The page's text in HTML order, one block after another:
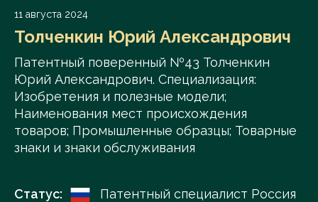
11 августа 2024
Толченкин Юрий Александрович
Патентный поверенный №43 Толченкин
Юрий Александрович. Специализация:
Изобретения и полезные модели;
Наименования мест происхождения
товаров; Промышленные образцы; Товарные
знаки и знаки обслуживания
Статус:
Патентный специалист Россия